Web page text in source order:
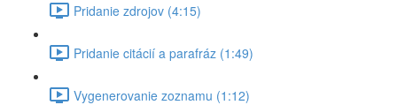
Pridanie zdrojov (4:15)
Pridanie citácií a parafráz (1:49)
Vygenerovanie zoznamu (1:12)